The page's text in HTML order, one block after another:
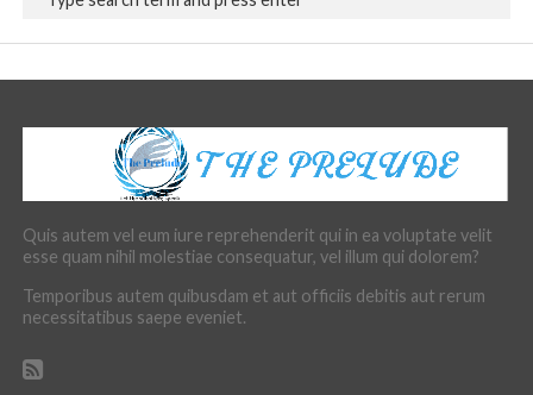
Quis autem vel eum iure reprehenderit qui in ea voluptate velit
esse quam nihil molestiae consequatur, vel illum qui dolorem?
Temporibus autem quibusdam et aut officiis debitis aut rerum
necessitatibus saepe eveniet.